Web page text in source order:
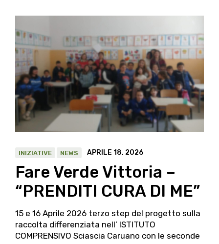
INIZIATIVE NEWS APRILE 18, 2026
Fare Verde Vittoria –
“PRENDITI CURA DI ME”
15 e 16 Aprile 2026 terzo step del progetto sulla
raccolta differenziata nell’ ISTITUTO
COMPRENSIVO Sciascia Caruano con le seconde